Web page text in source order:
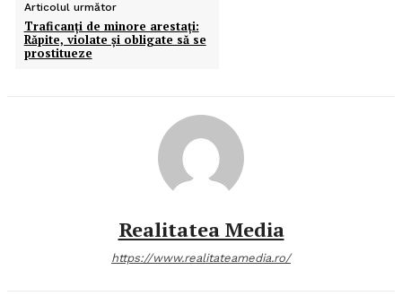
Articolul următor
Traficanţi de minore arestaţi:
Răpite, violate şi obligate să se
prostitueze
Realitatea Media
https://www.realitateamedia.ro/